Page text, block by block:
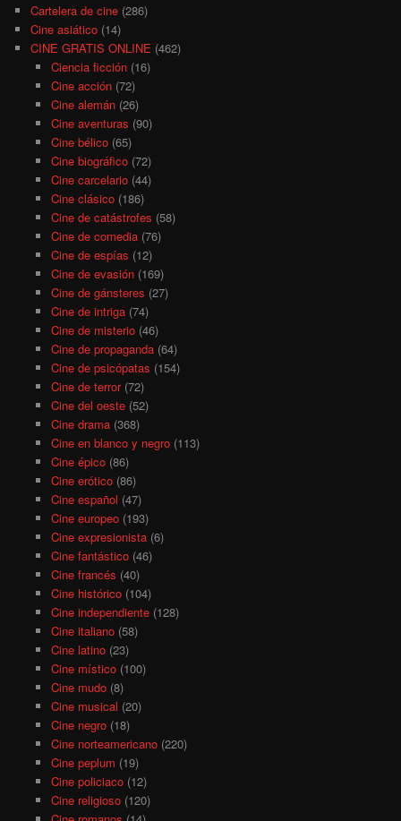
Cartelera de cine (286)
Cine asiático (14)
CINE GRATIS ONLINE (462)
Ciencia ficción(16)
Cine acción(72)
Cine alemán(26)
Cine aventuras (90)
Cine bélico(65)
Cine biográfico(72)
Cine carcelario(44)
Cine clásico(186)
Cine de catástrofes (58)
Cine de comedia(76)
Cine de espías (12)
Cine de evasión(169)
Cine de gánsteres (27)
Cine de intriga(74)
Cine de misterio(46)
Cine de propaganda(64)
Cine de psicópatas (154)
Cine de terror(72)
Cine del oeste(52)
Cine drama(368)
Cine en blanco y negro(113)
Cine épico(86)
Cine erótico(86)
Cine español (47)
Cine europeo(193)
Cine expresionista(6)
Cine fantástico(46)
Cine francés (40)
Cine histórico(104)
Cine independiente(128)
Cine italiano(58)
Cine latino(23)
Cine místico(100)
Cine mudo(8)
Cine musical (20)
Cine negro(18)
Cine norteamericano(220)
Cine peplum (19)
Cine policiaco(12)
Cine religioso(120)